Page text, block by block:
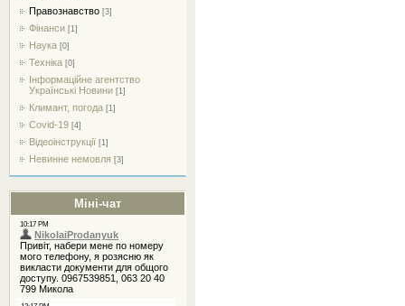
Правознавство [3]
Фінанси [1]
Наука [0]
Техніка [0]
Інформаційне агентство
Українські Новини [1]
Климант, погода [1]
Covid-19 [4]
Відеоінструкції [1]
Невинне немовля [3]
Міні-чат